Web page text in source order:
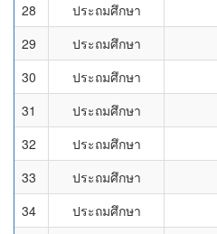
28
ประถมศึกษา
29
ประถมศึกษา
30
ประถมศึกษา
31
ประถมศึกษา
32
ประถมศึกษา
33
ประถมศึกษา
34
ประถมศึกษา